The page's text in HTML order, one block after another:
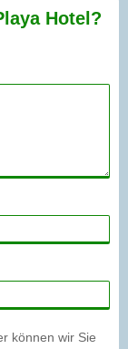
Hotel?
können wir Sie